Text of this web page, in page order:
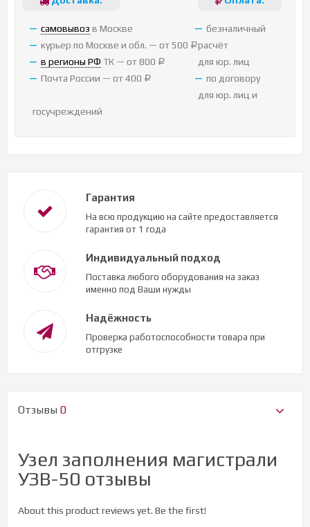
cамовывоз в Москве
курьер по Москве и обл. — от 500 Р
в регионы РФ ТК — от 800 Р
Почта России — от 400 Р
безналичный
расчёт
для юр. лиц
по договору
для юр. лиц и
госучреждений
Гарантия
На всю продукцию на сайте предоставляется
гарантия от 1 года
Индивидуальный подход
Поставка любого оборудования на заказ
именно под Ваши нужды
Надёжность
Проверка работоспособности товара при
отгрузке
Отзывы 0
Узел заполнения магистрали
УЗВ-50 отзывы
About this product reviews yet. Be the first!